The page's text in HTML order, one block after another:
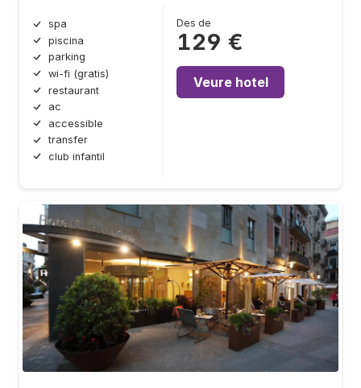
spa
piscina
parking
wi-fi (gratis)
restaurant
ac
accessible
transfer
club infantil
Des de
129 €
Veure hotel